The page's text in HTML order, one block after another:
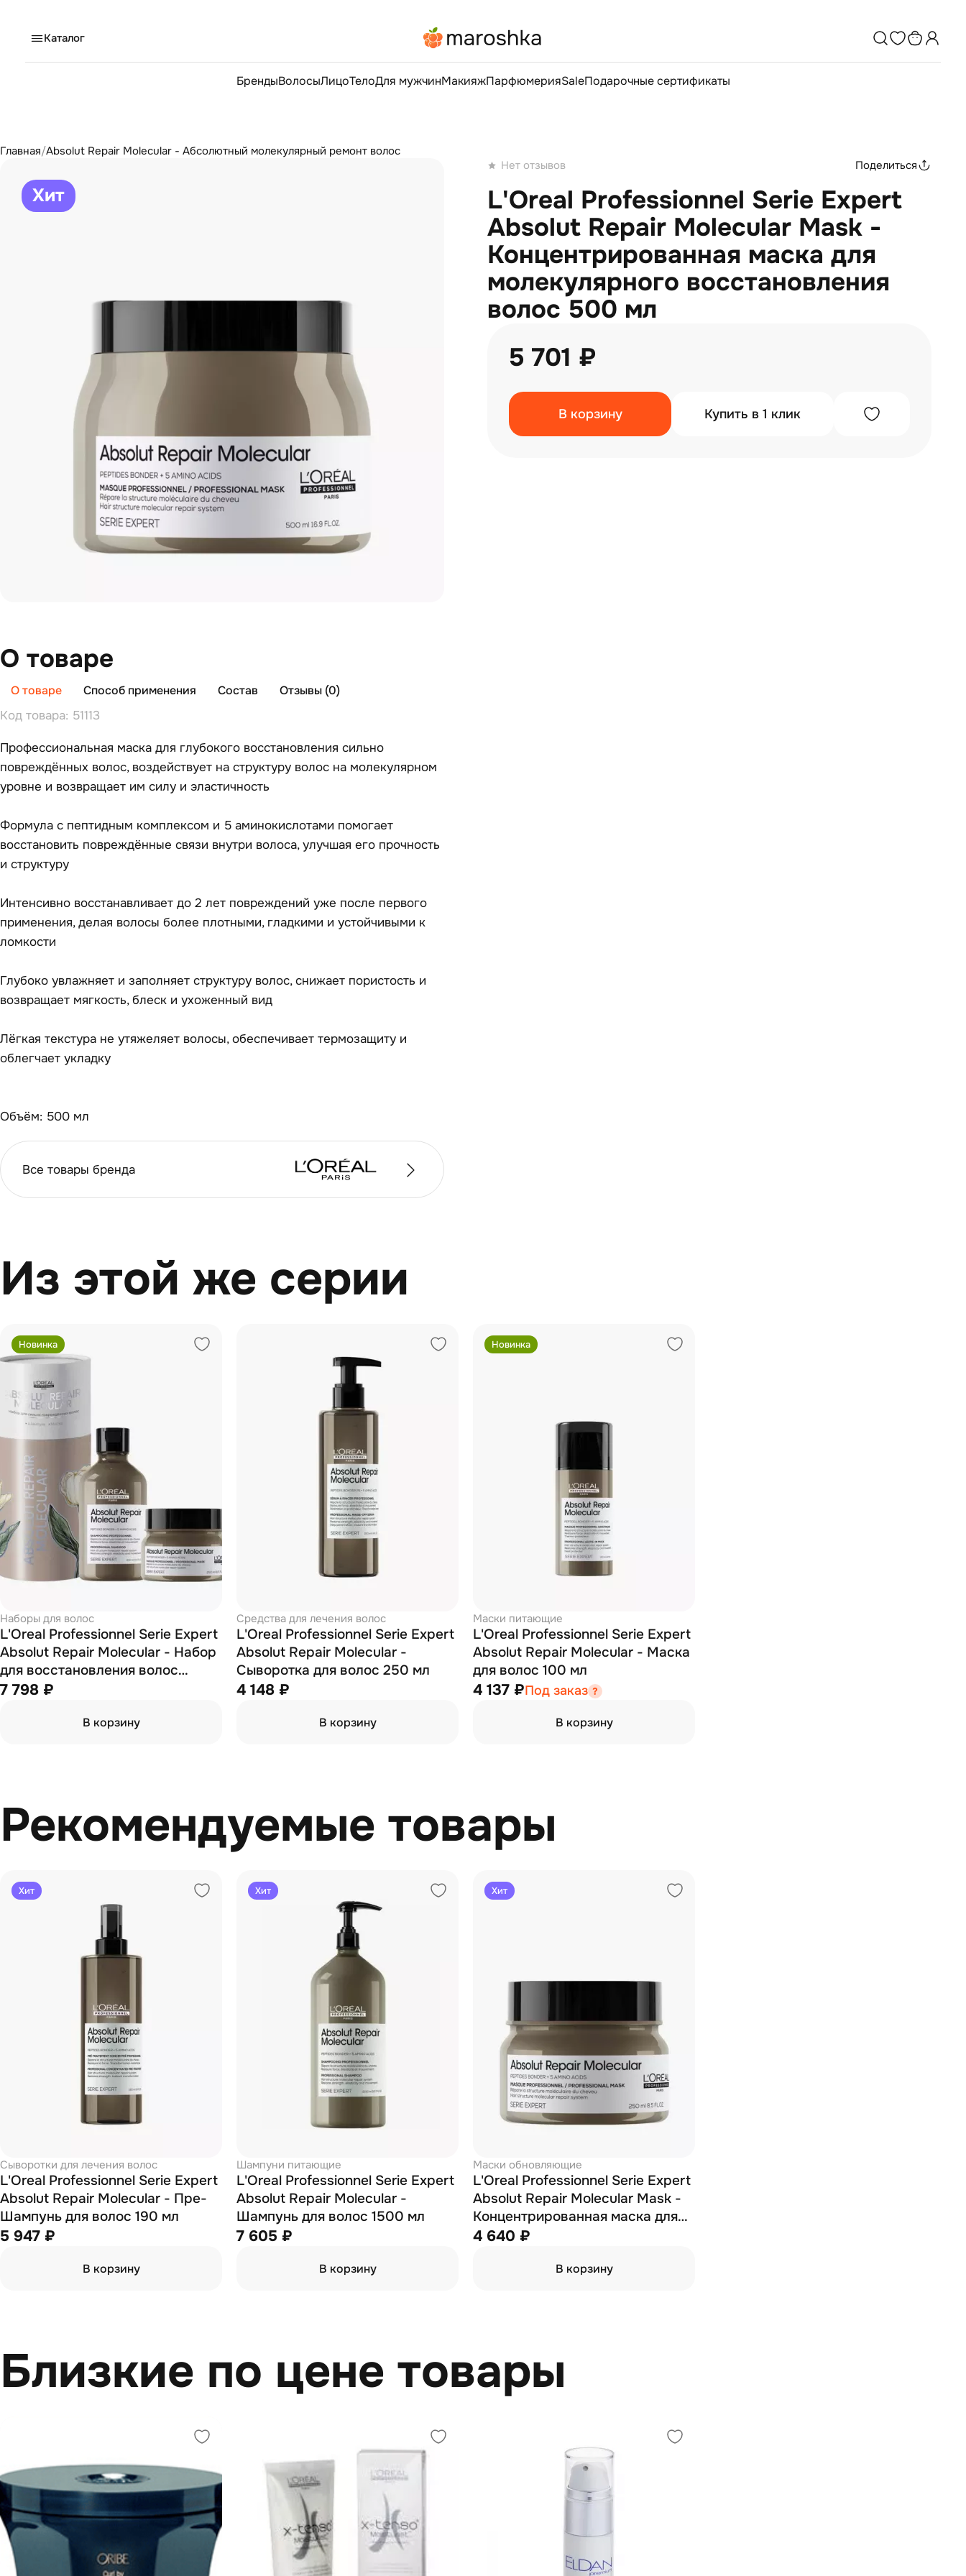
Каталог
БрендыВолосыЛицоТелоДля мужчинМакияжПарфюмерияSaleПодарочные сертификаты
Главная/Absolut Repair Molecular - Абсолютный молекулярный ремонт волос
Хит
Нет отзывов Поделиться
L'Oreal Professionnel Serie Expert
Absolut Repair Molecular Mask -
Концентрированная маска для
молекулярного восстановления
волос 500 мл
5 701 ₽
В корзину Купить в 1 клик
О товаре
О товаре Способ применения Состав
Отзывы (0)
Код товара: 51113
Профессиональная маска для глубокого восстановления сильно
повреждённых волос, воздействует на структуру волос на молекулярном
уровне и возвращает им силу и эластичность
Формула с пептидным комплексом и 5 аминокислотами помогает
восстановить повреждённые связи внутри волоса, улучшая его прочность
и структуру
Интенсивно восстанавливает до 2 лет повреждений уже после первого
применения, делая волосы более плотными, гладкими и устойчивыми к
ломкости
Глубоко увлажняет и заполняет структуру волос, снижает пористость и
возвращает мягкость, блеск и ухоженный вид
Лёгкая текстура не утяжеляет волосы, обеспечивает термозащиту и
облегчает укладку
Объём: 500 мл
Все товары бренда
Из этой же серии
Новинка
Наборы для волос
L'Oreal Professionnel Serie Expert
Absolut Repair Molecular - Набор
для восстановления волос
(шампунь 300 мл + маска 250
7 798 ₽
В корзину
Средства для лечения волос
L'Oreal Professionnel Serie Expert
Absolut Repair Molecular -
Сыворотка для волос 250 мл
4 148 ₽
В корзину
Новинка
Маски питающие
L'Oreal Professionnel Serie Expert
Absolut Repair Molecular - Маска
для волос 100 мл
4 137 ₽Под заказ
В корзину
Рекомендуемые товары
Хит
Сыворотки для лечения волос
L'Oreal Professionnel Serie Expert
Absolut Repair Molecular - Пре-
Шампунь для волос 190 мл
5 947 ₽
В корзину
Хит
Шампуни питающие
L'Oreal Professionnel Serie Expert
Absolut Repair Molecular -
Шампунь для волос 1500 мл
7 605 ₽
В корзину
Хит
Маски обновляющие
L'Oreal Professionnel Serie Expert
Absolut Repair Molecular Mask -
Концентрированная маска для
молекулярного восстановления
4 640 ₽
В корзину
Близкие по цене товары